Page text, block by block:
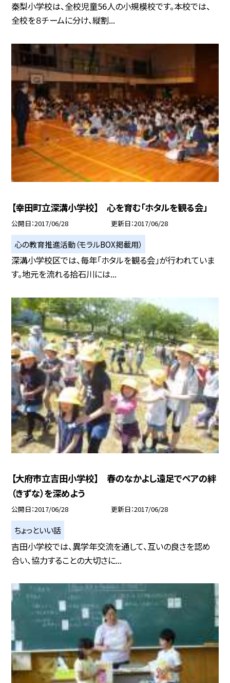
秦梨小学校は、全校児童56人の小規模校です。本校では、
全校を８チームに分け、縦割...
【幸田町立深溝小学校】 心を育む「ホタルを観る会」
公開日 2017/06/28 更新日 2017/06/28
心の教育推進活動（モラルBOX掲載用）
深溝小学校区では、毎年「ホタルを観る会」が行われていま
す。地元を流れる拾石川には...
【大府市立吉田小学校】 春のなかよし遠足でペアの絆
（きずな）を深めよう
公開日 2017/06/28 更新日 2017/06/28
ちょっといい話
吉田小学校では、異学年交流を通して、互いの良さを認め
合い、協力することの大切さに...